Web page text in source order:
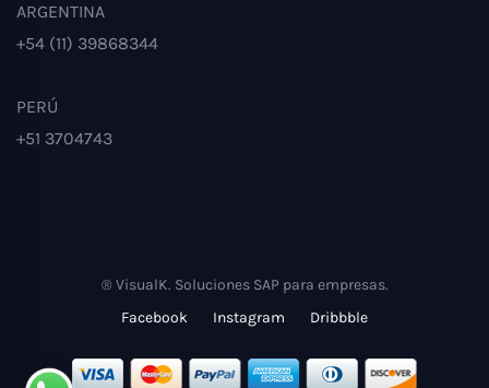
ARGENTINA
+54 (11) 39868344
PERÚ
+51 3704743
® VisualK. Soluciones SAP para empresas.
Facebook
Instagram Dribbble